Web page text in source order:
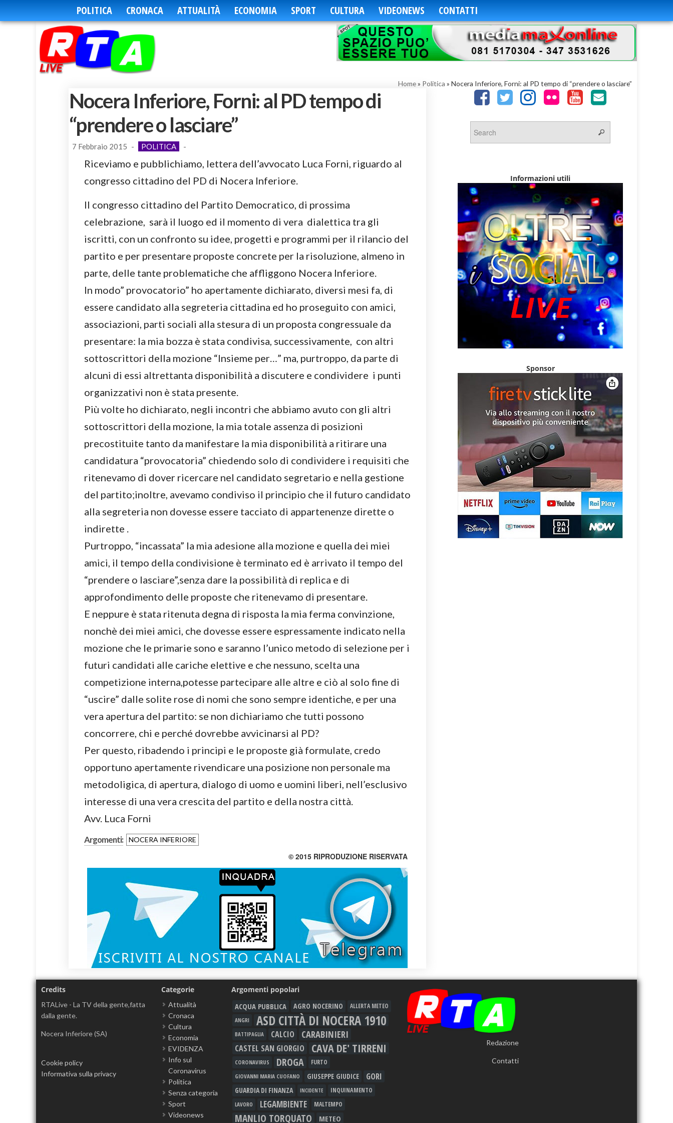
POLITICA CRONACA ATTUALITÀ ECONOMIA SPORT CULTURA VIDEONEWS CONTATTI
Home» Politica » Nocera Inferiore, Forni: al PD tempo di “prendere o lasciare”
Nocera Inferiore, Forni: al PD tempo di
“prendere o lasciare”
7 Febbraio 2015 - POLITICA -
Riceviamo e pubblichiamo, lettera dell’avvocato Luca Forni, riguardo al
congresso cittadino del PD di Nocera Inferiore.
Il congresso cittadino del Partito Democratico, di prossima
celebrazione, sarà il luogo ed il momento di vera dialettica tra gli
iscritti, con un confronto su idee, progetti e programmi per il rilancio del
partito e per presentare proposte concrete per la risoluzione, almeno in
parte, delle tante problematiche che affliggono Nocera Inferiore.
In modo” provocatorio” ho apertamente dichiarato, diversi mesi fa, di
essere candidato alla segreteria cittadina ed ho proseguito con amici,
associazioni, parti sociali alla stesura di un proposta congressuale da
presentare: la mia bozza è stata condivisa, successivamente, con altri
sottoscrittori della mozione “Insieme per…” ma, purtroppo, da parte di
alcuni di essi altrettanta disponibilità a discutere e condividere i punti
organizzativi non è stata presente.
Più volte ho dichiarato, negli incontri che abbiamo avuto con gli altri
sottoscrittori della mozione, la mia totale assenza di posizioni
precostituite tanto da manifestare la mia disponibilità a ritirare una
candidatura “provocatoria” chiedendo solo di condividere i requisiti che
ritenevamo di dover ricercare nel candidato segretario e nella gestione
del partito;inoltre, avevamo condiviso il principio che il futuro candidato
alla segreteria non dovesse essere tacciato di appartenenze dirette o
indirette .
Purtroppo, “incassata” la mia adesione alla mozione e quella dei miei
amici, il tempo della condivisione è terminato ed è arrivato il tempo del
“prendere o lasciare”,senza dare la possibilità di replica e di
approfondimento delle proposte che ritenevamo di presentare.
E neppure è stata ritenuta degna di risposta la mia ferma convinzione,
nonchè dei miei amici, che dovesse essere espressamente indicato nella
mozione che le primarie sono e saranno l’unico metodo di selezione per i
futuri candidati alle cariche elettive e che nessuno, scelta una
competizione interna,potesse partecipare alle altre e ciò al solo fine di
“uscire” dalle solite rose di nomi che sono sempre identiche, e per una
vera apertura del partito: se non dichiariamo che tutti possono
concorrere, chi e perché dovrebbe avvicinarsi al PD?
Per questo, ribadendo i principi e le proposte già formulate, credo
opportuno apertamente rivendicare una posizione non personale ma
metodoligica, di apertura, dialogo di uomo e uomini liberi, nell’esclusivo
interesse di una vera crescita del partito e della nostra città.
Avv. Luca Forni
Argomenti: NOCERA INFERIORE
© 2015 RIPRODUZIONE RISERVATA
Informazioni utili
Sponsor
Credits
RTALive - La TV della gente,fatta
dalla gente.
Nocera Inferiore (SA)
Cookie policy
Informativa sulla privacy
Categorie
Attualità
Cronaca
Cultura
Economia
EVIDENZA
Info sul
Coronavirus
Politica
Senza categoria
Sport
Videonews
Argomenti popolari
ACQUA PUBBLICA AGRO NOCERINO
ALLERTA METEO
ANGRI
ASD CITTÀ DI NOCERA 1910
BATTIPAGLIA CALCIO CARABINIERI
CASTEL SAN GIORGIO CAVA DE' TIRRENI
CORONAVIRUS DROGA FURTO
GIOVANNI MARIA CUOFANO GIUSEPPE GIUDICE GORI
GUARDIA DI FINANZA INCIDENTE INQUINAMENTO
LAVORO LEGAMBIENTE MALTEMPO
MANLIO TORQUATO METEO
Redazione
Contatti